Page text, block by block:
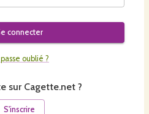
connecter
oublié ?
sur Cagette.net ?
S'inscrire